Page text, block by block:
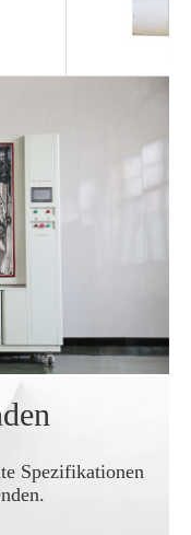
Spezifikationen